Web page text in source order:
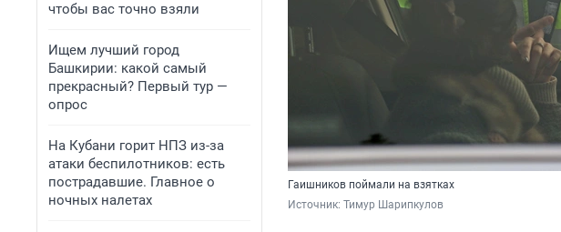
чтобы вас точно взяли
Ищем лучший город
Башкирии: какой самый
прекрасный? Первый тур —
опрос
На Кубани горит НПЗ из-за
атаки беспилотников: есть
пострадавшие. Главное о
ночных налетах
Гаишников поймали на взятках
Источник: Тимур Шарипкулов